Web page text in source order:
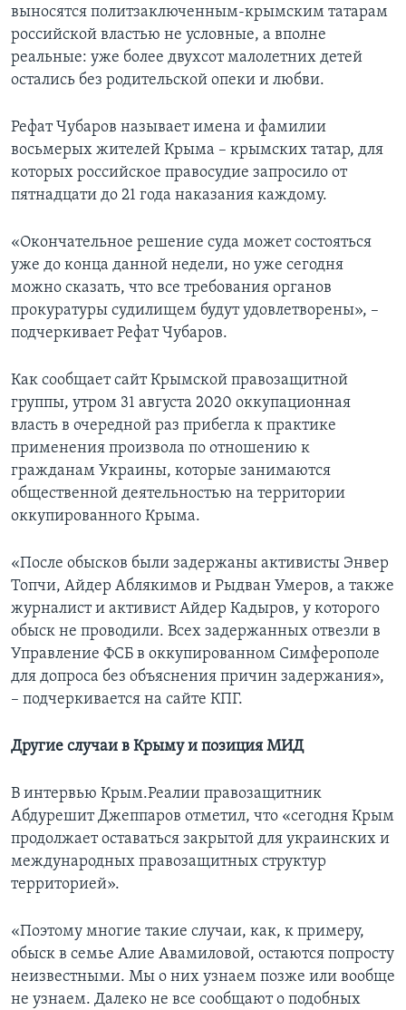
выносятся политзаключенным-крымским татарам
российской властью не условные, а вполне
реальные: уже более двухсот малолетних детей
остались без родительской опеки и любви.
Рефат Чубаров называет имена и фамилии
восьмерых жителей Крыма – крымских татар, для
которых российское правосудие запросило от
пятнадцати до 21 года наказания каждому.
«Окончательное решение суда может состояться
уже до конца данной недели, но уже сегодня
можно сказать, что все требования органов
прокуратуры судилищем будут удовлетворены», –
подчеркивает Рефат Чубаров.
Как сообщает сайт Крымской правозащитной
группы, утром 31 августа 2020 оккупационная
власть в очередной раз прибегла к практике
применения произвола по отношению к
гражданам Украины, которые занимаются
общественной деятельностью на территории
оккупированного Крыма.
«После обысков были задержаны активисты Энвер
Топчи, Айдер Аблякимов и Рыдван Умеров, а также
журналист и активист Айдер Кадыров, у которого
обыск не проводили. Всех задержанных отвезли в
Управление ФСБ в оккупированном Симферополе
для допроса без объяснения причин задержания»,
– подчеркивается на сайте КПГ.
Другие случаи в Крыму и позиция МИД
В интервью Крым.Реалии правозащитник
Абдурешит Джеппаров отметил, что «сегодня Крым
продолжает оставаться закрытой для украинских и
международных правозащитных структур
территорией».
«Поэтому многие такие случаи, как, к примеру,
обыск в семье Алие Авамиловой, остаются попросту
неизвестными. Мы о них узнаем позже или вообще
не узнаем. Далеко не все сообщают о подобных